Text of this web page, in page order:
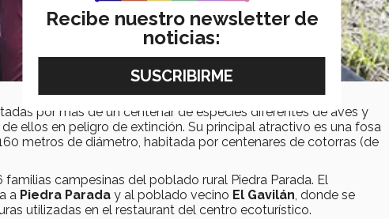
por más de un centenar de especies diferentes de aves y
ellos en peligro de extinción. Su principal atractivo es una fosa
metros de diámetro, habitada por centenares de cotorras (de
campesinas del poblado rural Piedra Parada. El
a Piedra Parada y al poblado vecino El Gavilán, donde se
utilizadas en el restaurant del centro ecoturístico.
Recibe nuestro newsletter de
noticias: